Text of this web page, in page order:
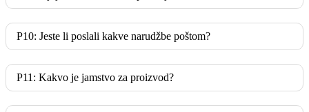
P10: Jeste li poslali kakve narudžbe poštom?
P11: Kakvo je jamstvo za proizvod?